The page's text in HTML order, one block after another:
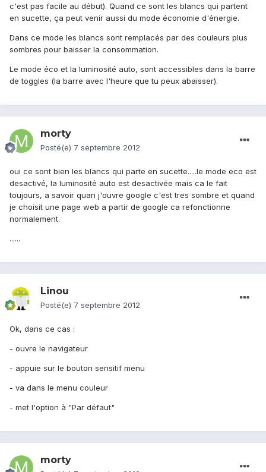
c'est pas facile au début). Quand ce sont les blancs qui partent
en sucette, ça peut venir aussi du mode économie d'énergie.
Dans ce mode les blancs sont remplacés par des couleurs plus
sombres pour baisser la consommation.
Le mode éco et la luminosité auto, sont accessibles dans la barre
de toggles (la barre avec l'heure que tu peux abaisser).
morty
Posté(e) 7 septembre 2012
oui ce sont bien les blancs qui parte en sucette.....le mode eco est
desactivé, la luminosité auto est desactivée mais ca le fait
toujours, a savoir quan j'ouvre google c'est tres sombre et quand
je choisit une page web a partir de google ca refonctionne
normalement.
......
Linou
Posté(e) 7 septembre 2012
Ok, dans ce cas :
- ouvre le navigateur
- appuie sur le bouton sensitif menu
- va dans le menu couleur
- met l'option à "Par défaut"
morty